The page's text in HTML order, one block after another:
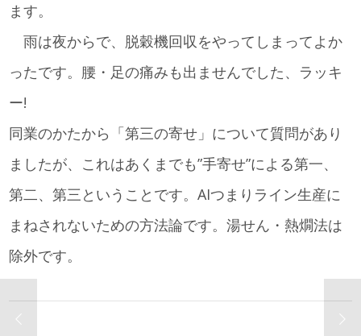
ます。
雨は夜からで、脱穀機回収をやってしまってよか
ったです。腰・足の痛みも出ませんでした、ラッキ
ー!
同業のかたから「第三の寄せ」について質問があり
ましたが、これはあくまでも”手寄せ”による第一、
第二、第三ということです。AIつまりライン生産に
まねされないための方法論です。湯せん・熱燗法は
除外です。